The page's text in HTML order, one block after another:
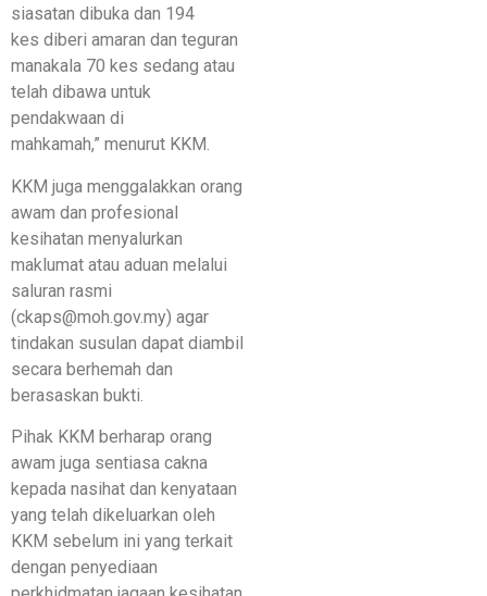
siasatan dibuka dan 194
kes diberi amaran dan teguran
manakala 70 kes sedang atau
telah dibawa untuk
pendakwaan di
mahkamah,” menurut KKM.
KKM juga menggalakkan orang
awam dan profesional
kesihatan menyalurkan
maklumat atau aduan melalui
saluran rasmi
(ckaps@moh.gov.my) agar
tindakan susulan dapat diambil
secara berhemah dan
berasaskan bukti.
Pihak KKM berharap orang
awam juga sentiasa cakna
kepada nasihat dan kenyataan
yang telah dikeluarkan oleh
KKM sebelum ini yang terkait
dengan penyediaan